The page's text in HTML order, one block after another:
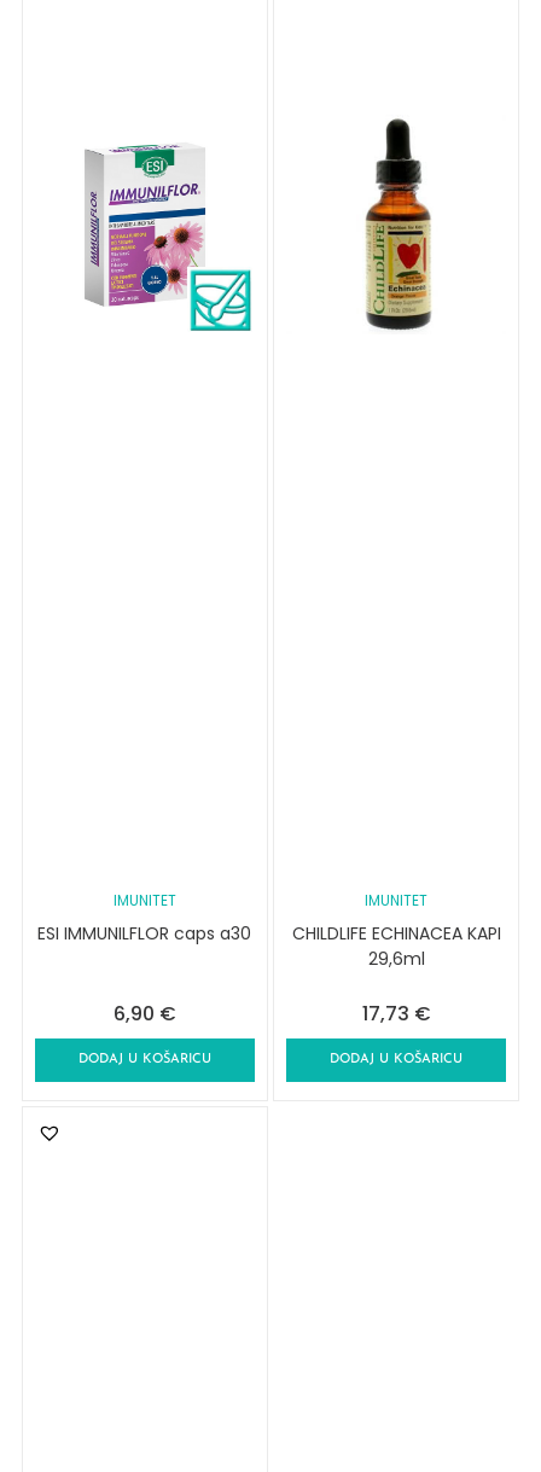
IMUNITET
ESI IMMUNILFLOR caps a30
6,90 €
DODAJ U KOŠARICU
IMUNITET
CHILDLIFE ECHINACEA KAPI
29,6ml
17,73 €
DODAJ U KOŠARICU